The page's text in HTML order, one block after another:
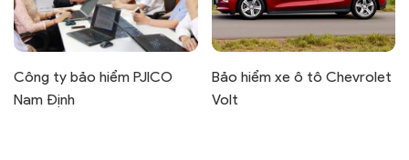
Công ty bảo hiểm PJICO
Nam Định
Bảo hiểm xe ô tô Chevrolet
Volt